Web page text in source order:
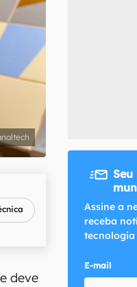
se
e Política de Privacidade do
deve
Assine a
receba
tecnologia
E-mail